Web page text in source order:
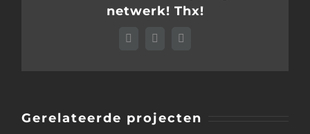
netwerk! Thx!
FacebookLinkedIn
E-
Gerelateerde projecten